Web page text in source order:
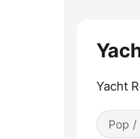
Yacht
Pop /